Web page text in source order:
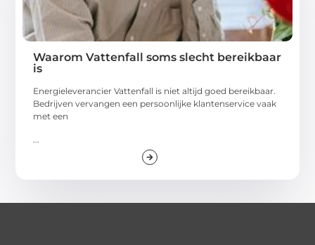
Waarom Vattenfall soms slecht bereikbaar
is
Energieleverancier Vattenfall is niet altijd goed bereikbaar.
Bedrijven vervangen een persoonlijke klantenservice vaak
met een